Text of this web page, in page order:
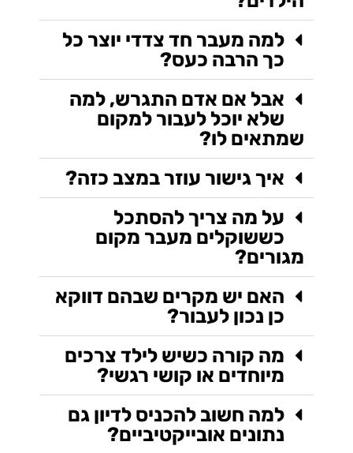
למה מעבר חד צדדי יוצר כל
כך הרבה כעס?
אבל אם אדם התגרש, למה
שלא יוכל לעבור למקום
שמתאים לו?
איך גישור עוזר במצב כזה?
על מה צריך להסתכל
כששוקלים מעבר מקום
מגורים?
האם יש מקרים שבהם דווקא
כן נכון לעבור?
מה קורה כשיש לילד צרכים
מיוחדים או קושי רגשי?
למה חשוב להכניס לדיון גם
נתונים אובייקטיביים?